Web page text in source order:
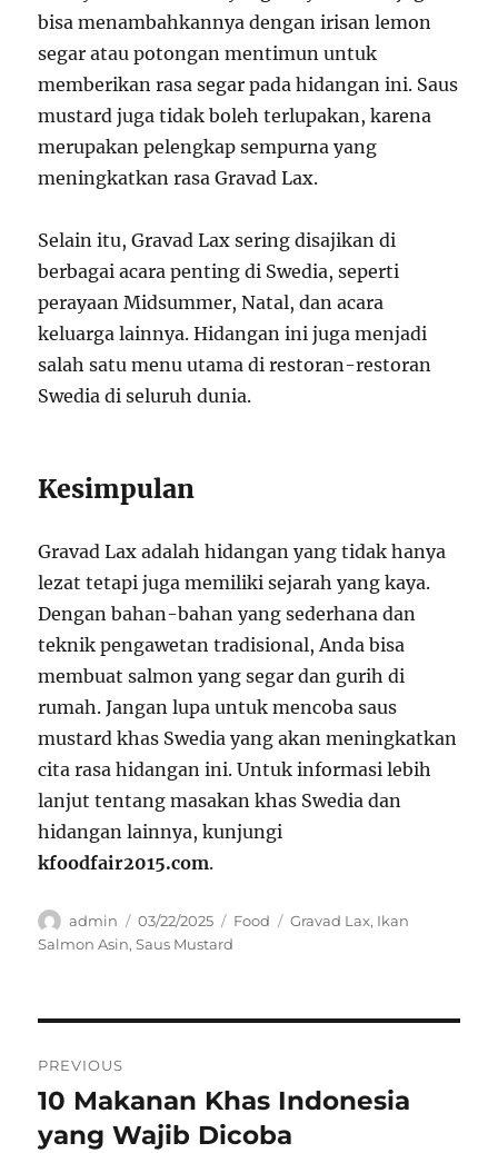
bisa menambahkannya dengan irisan lemon
segar atau potongan mentimun untuk
memberikan rasa segar pada hidangan ini. Saus
mustard juga tidak boleh terlupakan, karena
merupakan pelengkap sempurna yang
meningkatkan rasa Gravad Lax.
Selain itu, Gravad Lax sering disajikan di
berbagai acara penting di Swedia, seperti
perayaan Midsummer, Natal, dan acara
keluarga lainnya. Hidangan ini juga menjadi
salah satu menu utama di restoran-restoran
Swedia di seluruh dunia.
Kesimpulan
Gravad Lax adalah hidangan yang tidak hanya
lezat tetapi juga memiliki sejarah yang kaya.
Dengan bahan-bahan yang sederhana dan
teknik pengawetan tradisional, Anda bisa
membuat salmon yang segar dan gurih di
rumah. Jangan lupa untuk mencoba saus
mustard khas Swedia yang akan meningkatkan
cita rasa hidangan ini. Untuk informasi lebih
lanjut tentang masakan khas Swedia dan
hidangan lainnya, kunjungi
kfoodfair2015.com.
Author
admin
Posted
on
03/22/2025 Categories
Food Tags
Gravad Lax, Ikan
Salmon Asin,Saus Mustard
pos
PREVIOUS
Previous
post:
10 Makanan Khas Indonesia
yang Wajib Dicoba